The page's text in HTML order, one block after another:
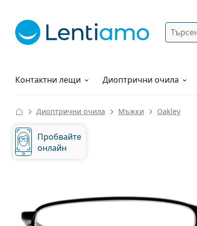
Търсене
Контактни лещи
Разтвори Диоптрични очила
Как да поръчам?
Диоптрични очила Мъжки Oakley
Пробвайте
онлайн